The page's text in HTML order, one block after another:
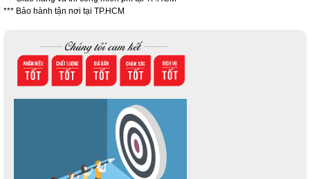
*** Bảo hành tận nơi tại TP.HCM